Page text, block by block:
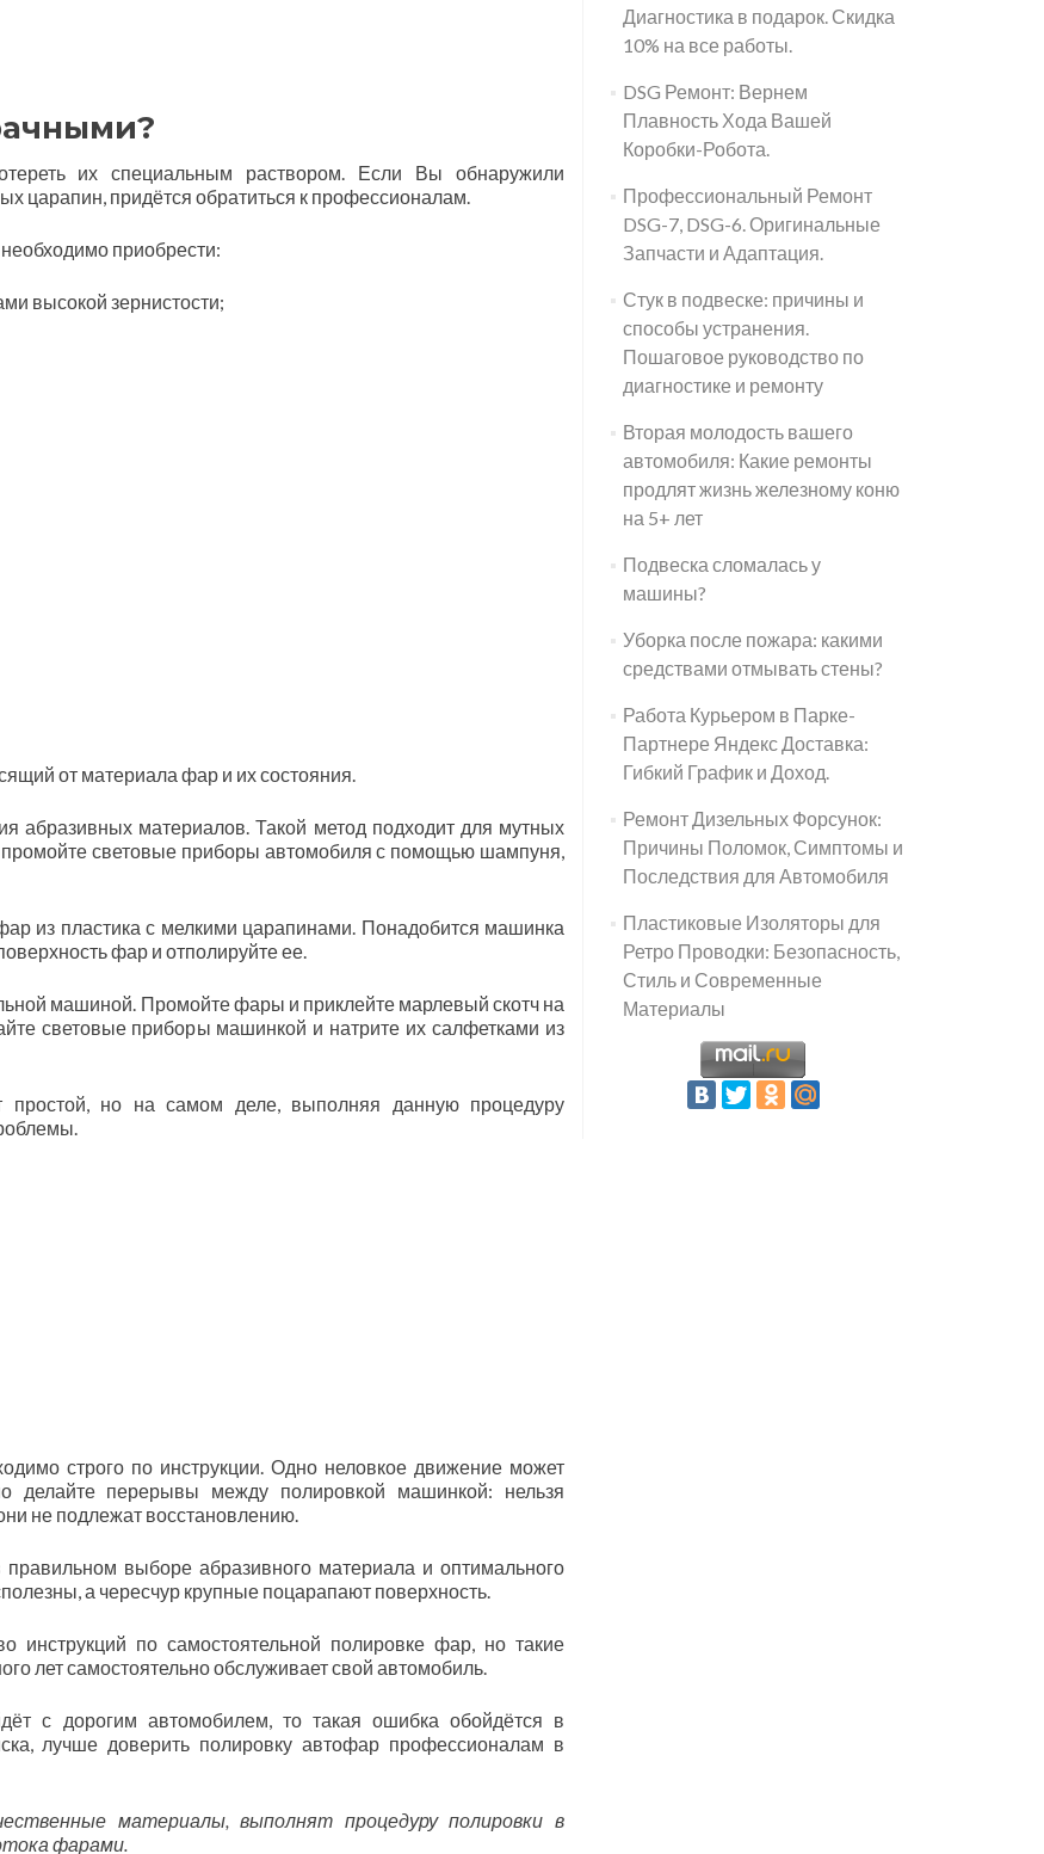
их специальным раствором. Если Вы обнаружили
царапин, придётся обратиться к профессионалам.
приобрести:
высокой зернистости;
от материала фар и их состояния.
абразивных материалов. Такой метод подходит для мутных
световые приборы автомобиля с помощью шампуня,
из пластика с мелкими царапинами. Понадобится машинка
фар и отполируйте ее.
машиной. Промойте фары и приклейте марлевый скотч на
световые приборы машинкой и натрите их салфетками из
но на самом деле, выполняя данную процедуру
строго по инструкции. Одно неловкое движение может
делайте перерывы между полировкой машинкой: нельзя
не подлежат восстановлению.
выборе абразивного материала и оптимального
а чересчур крупные поцарапают поверхность.
инструкций по самостоятельной полировке фар, но такие
лет самостоятельно обслуживает свой автомобиль.
с дорогим автомобилем, то такая ошибка обойдётся в
лучше доверить полировку автофар профессионалам в
материалы, выполнят процедуру полировки в
фарами.
Диагностика в подарок. Скидка
10% на все работы.
DSG Ремонт: Вернем
Плавность Хода Вашей
Коробки-Робота.
Профессиональный Ремонт
DSG-7, DSG-6. Оригинальные
Запчасти и Адаптация.
Стук в подвеске: причины и
способы устранения.
Пошаговое руководство по
диагностике и ремонту
Вторая молодость вашего
автомобиля: Какие ремонты
продлят жизнь железному коню
на 5+ лет
Подвеска сломалась у
машины?
Уборка после пожара: какими
средствами отмывать стены?
Работа Курьером в Парке-
Партнере Яндекс Доставка:
Гибкий График и Доход.
Ремонт Дизельных Форсунок:
Причины Поломок, Симптомы и
Последствия для Автомобиля
Пластиковые Изоляторы для
Ретро Проводки: Безопасность,
Стиль и Современные
Материалы